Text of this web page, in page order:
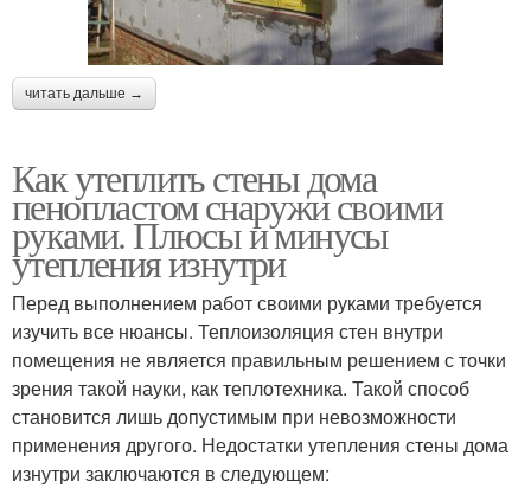
читать дальше →
Как утеплить стены дома
пенопластом снаружи своими
руками. Плюсы и минусы
утепления изнутри
Перед выполнением работ своими руками требуется
изучить все нюансы. Теплоизоляция стен внутри
помещения не является правильным решением с точки
зрения такой науки, как теплотехника. Такой способ
становится лишь допустимым при невозможности
применения другого. Недостатки утепления стены дома
изнутри заключаются в следующем: